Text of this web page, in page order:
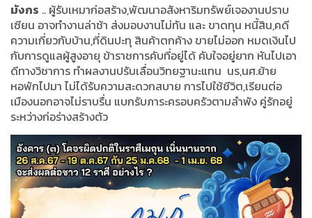
มังกร .. ผู้รับเหมาก่อสร้าง,พัฒนาอสังหาริมทรัพย์เจองานปราบ
เซียน อาจทำงานล่าช้า ส่งมอบงานไม่ทัน และ ขาดทุน หนี้สิน,คดี
ความเกี่ยวกับบ้าน,ที่ดินปะทุ สินค้าตกค้าง ขายไม่ออก หมดเงินไป
กับการดูแลผู้สูงอายุ ข้าราชการคับที่อยู่ได้ คับใจอยู่ยาก หันไปเอา
ดีทางวิชาการ ทำผลงานปรับเลื่อนวิทยฐานะแทน นร,นศ.ย้าย
หอพักไปมา ไม่ได้รับความสะดวกสบาย การไปใช้ชีวิต,เรียนต่อ
เมืองนอกอาจไม่ราบรื่น แบกรับภาระครอบครัวตามลำพัง คู่รักอยู่
ระหว่างก่อร่างสร้างตัว